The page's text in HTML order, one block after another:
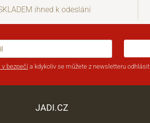
ihned k odeslání
v bezpečí a kdykoliv se můžete z newsletteru odhlásit.
JADI.CZ